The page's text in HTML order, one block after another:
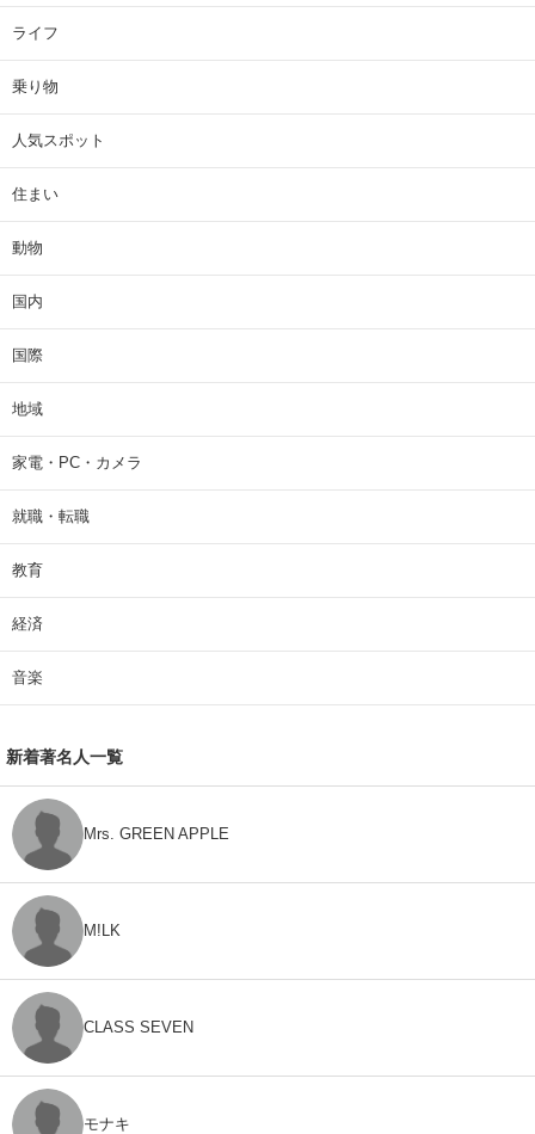
ライフ
乗り物
人気スポット
住まい
動物
国内
国際
地域
家電・PC・カメラ
就職・転職
教育
経済
音楽
新着著名人一覧
Mrs. GREEN APPLE
M!LK
CLASS SEVEN
モナキ